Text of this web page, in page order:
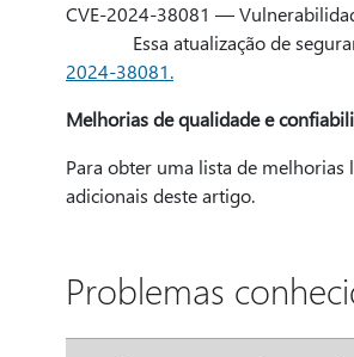
CVE-2024-38081 —
Essa atualização de
2024-38081.
Melhorias de qualidade e
Para obter uma lista de melhorias
adicionais deste artigo.
Problemas